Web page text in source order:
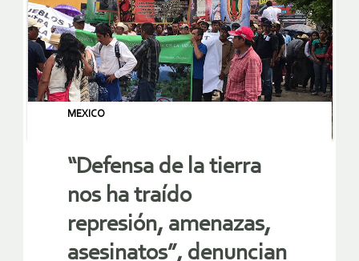
MEXICO
“Defensa de la tierra
nos ha traído
represión, amenazas,
asesinatos”, denuncian